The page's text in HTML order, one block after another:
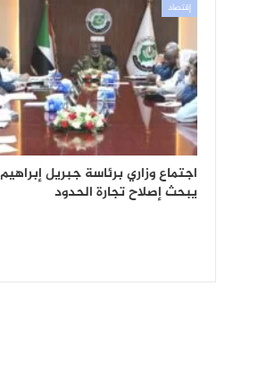
إقتصاد
اجتماع وزاري برئاسة جبريل إبراهيم
يبحث إصلاح تجارة الحدود